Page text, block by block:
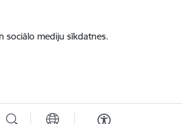
sociālo mediju sīkdatnes.